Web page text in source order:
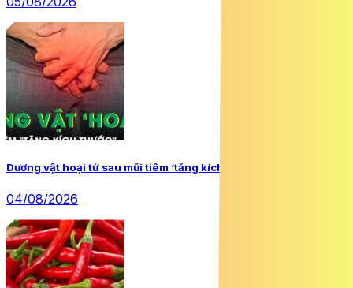
Dương vật hoại tử sau mũi tiêm ‘tăng kích thước’
04/08/2026